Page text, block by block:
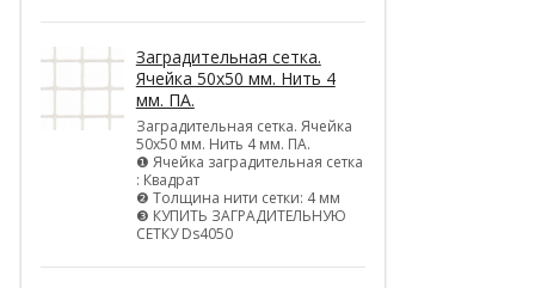
Заградительная сетка.
Ячейка 50х50 мм. Нить 4
мм. ПА.
Заградительная сетка. Ячейка
50х50 мм. Нить 4 мм. ПА.
❶ Ячейка заградительная сетка
: Квадрат
❷ Толщина нити сетки: 4 мм
❸ КУПИТЬ ЗАГРАДИТЕЛЬНУЮ
СЕТКУ Ds4050